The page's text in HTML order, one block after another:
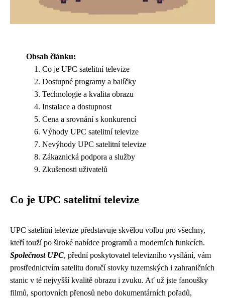
Obsah článku:
Co je UPC satelitní televize
Dostupné programy a balíčky
Technologie a kvalita obrazu
Instalace a dostupnost
Cena a srovnání s konkurencí
Výhody UPC satelitní televize
Nevýhody UPC satelitní televize
Zákaznická podpora a služby
Zkušenosti uživatelů
Co je UPC satelitní televize
UPC satelitní televize představuje skvělou volbu pro všechny,
kteří touží po široké nabídce programů a moderních funkcích.
Společnost UPC, přední poskytovatel televizního vysílání, vám
prostřednictvím satelitu doručí stovky tuzemských i zahraničních
stanic v té nejvyšší kvalitě obrazu i zvuku. Ať už jste fanoušky
filmů, sportovních přenosů nebo dokumentárních pořadů,